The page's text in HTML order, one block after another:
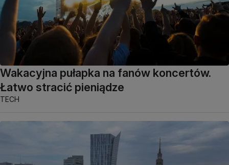
Wakacyjna pułapka na fanów koncertów.
Łatwo stracić pieniądze
TECH